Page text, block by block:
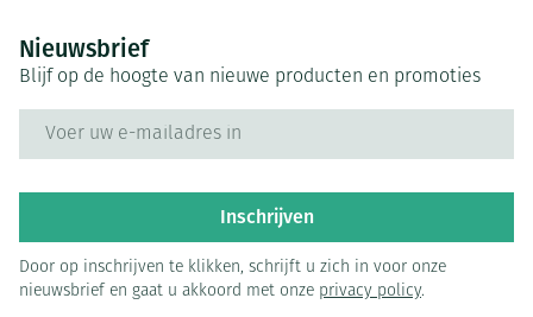
Nieuwsbrief
Blijf op de hoogte van nieuwe producten en promoties
Inschrijven
Door op inschrijven te klikken, schrijft u zich in voor onze
nieuwsbrief en gaat u akkoord met onze privacy policy.